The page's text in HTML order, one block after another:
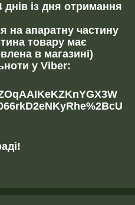
днів із дня отримання
на апаратну частину
товару має
в магазині)
у Viber: